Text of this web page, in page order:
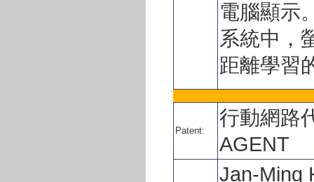
電腦顯示
系統中，
距離學習
Patent:
行動網路
AGENT
Jan-Ming